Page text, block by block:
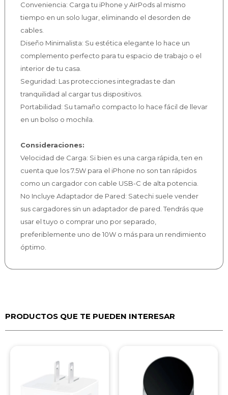
Conveniencia: Carga tu iPhone y AirPods al mismo
tiempo en un solo lugar, eliminando el desorden de
cables.
Diseño Minimalista: Su estética elegante lo hace un
complemento perfecto para tu espacio de trabajo o el
interior de tu casa.
Seguridad: Las protecciones integradas te dan
tranquilidad al cargar tus dispositivos.
Portabilidad: Su tamaño compacto lo hace fácil de llevar
en un bolso o mochila.
Consideraciones:
Velocidad de Carga: Si bien es una carga rápida, ten en
cuenta que los 7.5W para el iPhone no son tan rápidos
como un cargador con cable USB-C de alta potencia.
No Incluye Adaptador de Pared: Satechi suele vender
sus cargadores sin un adaptador de pared. Tendrás que
usar el tuyo o comprar uno por separado,
preferiblemente uno de 10W o más para un rendimiento
óptimo.
PRODUCTOS QUE TE PUEDEN INTERESAR